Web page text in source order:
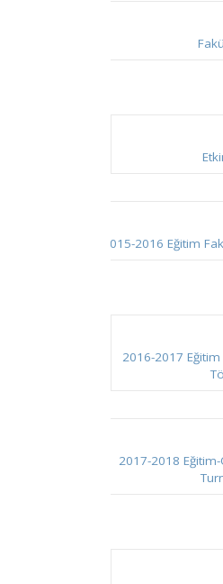
2015-2016 Eğitim
2016-2017
2017-2018 Eğitim-